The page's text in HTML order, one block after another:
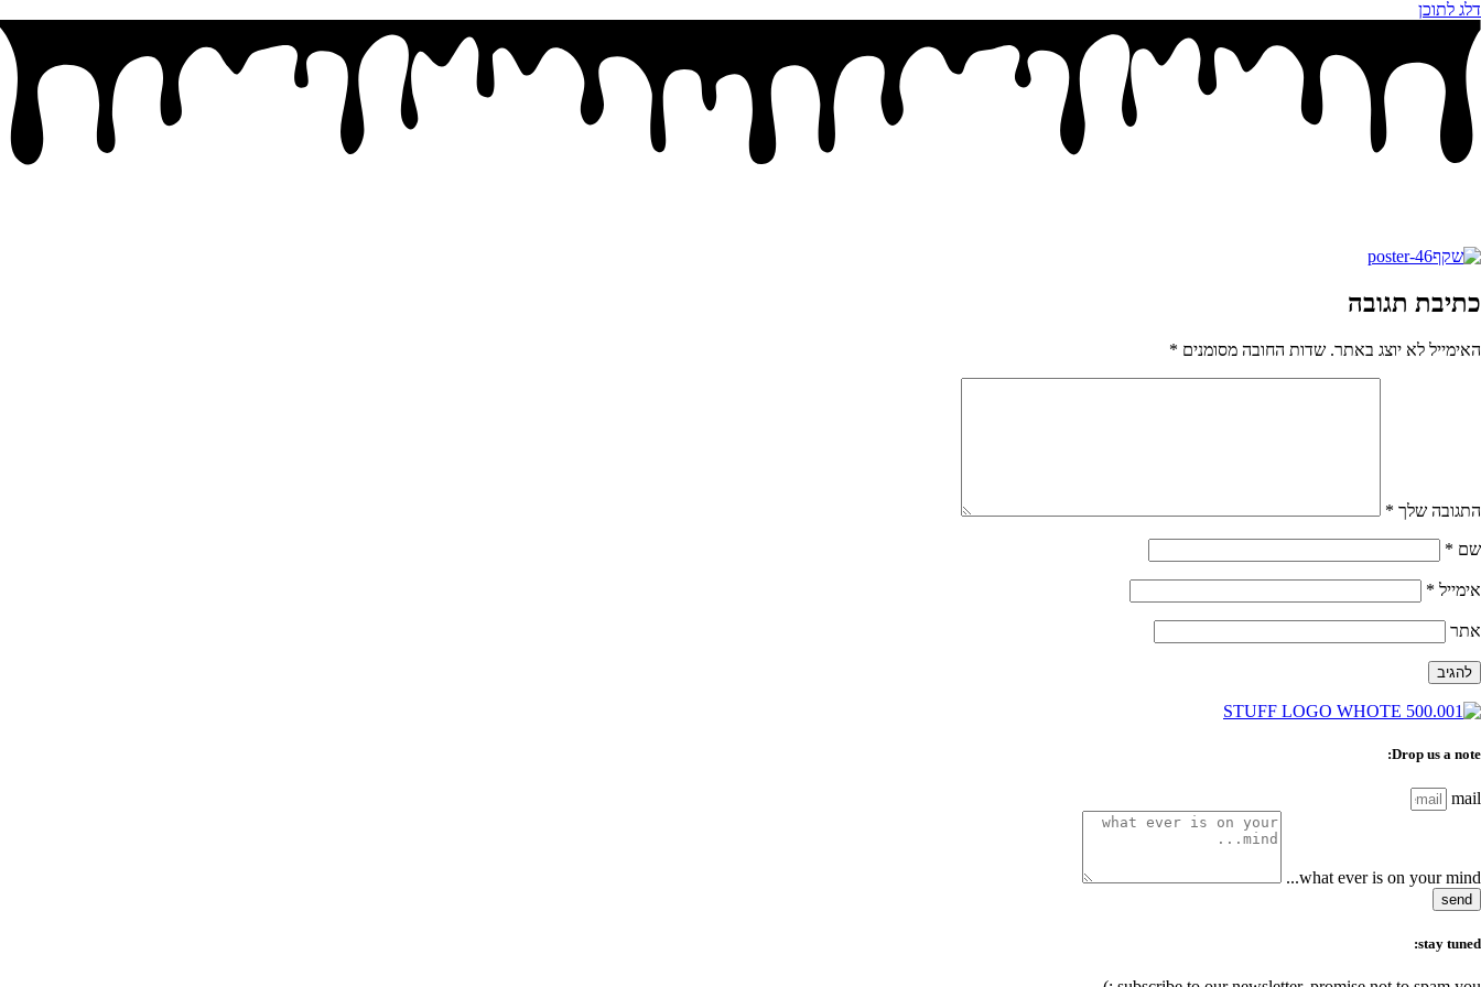
דלג לתוכן
כתיבת תגובה
האימייל לא יוצג באתר. שדות החובה מסומנים *
התגובה שלך *
שם *
אימייל *
אתר
Drop us a note:
mail
what ever is on your mind...
send
stay tuned: